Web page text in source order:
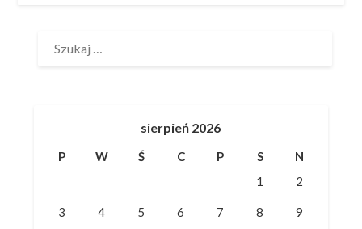
sierpień 2026
P W Ś C P S
N
1
2
3 4 5 6 7 8 9